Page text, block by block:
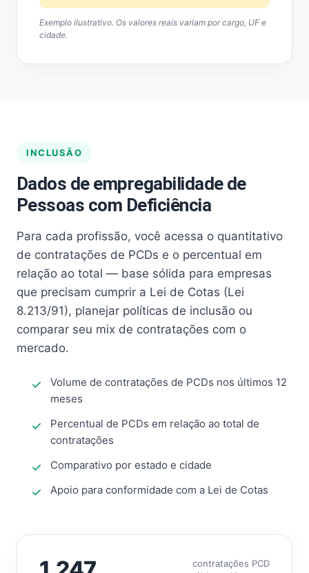
Exemplo ilustrativo. Os valores reais variam por cargo, UF e
cidade.
INCLUSÃO
Dados de empregabilidade de
Pessoas com Deficiência
Para cada profissão, você acessa o quantitativo
de contratações de PCDs e o percentual em
relação ao total — base sólida para empresas
que precisam cumprir a Lei de Cotas (Lei
8.213/91), planejar políticas de inclusão ou
comparar seu mix de contratações com o
mercado.
Volume de contratações de PCDs nos últimos 12
meses
Percentual de PCDs em relação ao total de
contratações
Comparativo por estado e cidade
Apoio para conformidade com a Lei de Cotas
contratações PCD